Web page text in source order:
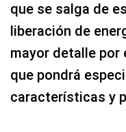
que se salga de
liberación de
mayor detalle por
que pondrá
características y